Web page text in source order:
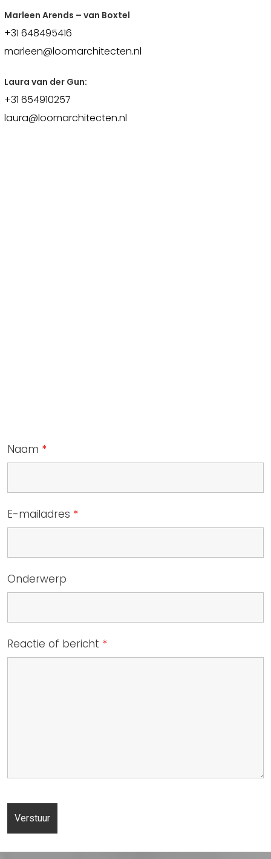
Marleen Arends – van Boxtel
+31 648495416
marleen@loomarchitecten.nl
Laura van der Gun:
+31 654910257
laura@loomarchitecten.nl
Naam *
E-mailadres *
Onderwerp
Reactie of bericht *